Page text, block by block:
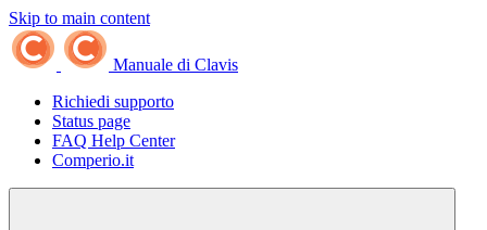
Skip to main content
Manuale di Clavis
Richiedi supporto
Status page
FAQ Help Center
Comperio.it